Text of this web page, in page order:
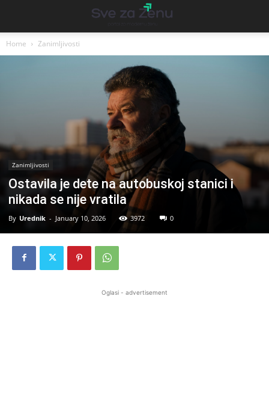
Home Zanimljivosti
Zanimljivosti
Ostavila je dete na autobuskoj stanici i
nikada se nije vratila
By Urednik - January 10, 2026 3972 0
Oglasi - advertisement